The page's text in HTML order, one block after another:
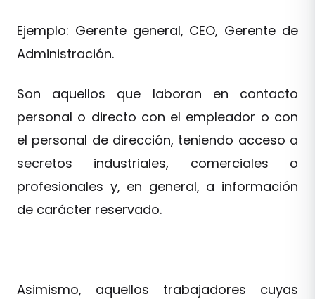
Ejemplo: Gerente general, CEO, Gerente de
Administración.
Son aquellos que laboran en contacto
personal o directo con el empleador o con
el personal de dirección, teniendo acceso a
secretos industriales, comerciales o
profesionales y, en general, a información
de carácter reservado.
Asimismo, aquellos trabajadores cuyas